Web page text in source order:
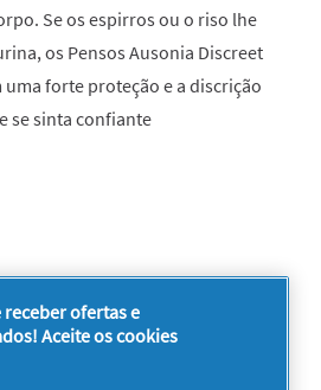
Se os espirros ou o riso lhe
os Pensos Ausonia Discreet
forte proteção e a discrição
se sinta confiante
analisar este produto
ofertas e
Aceite os cookies